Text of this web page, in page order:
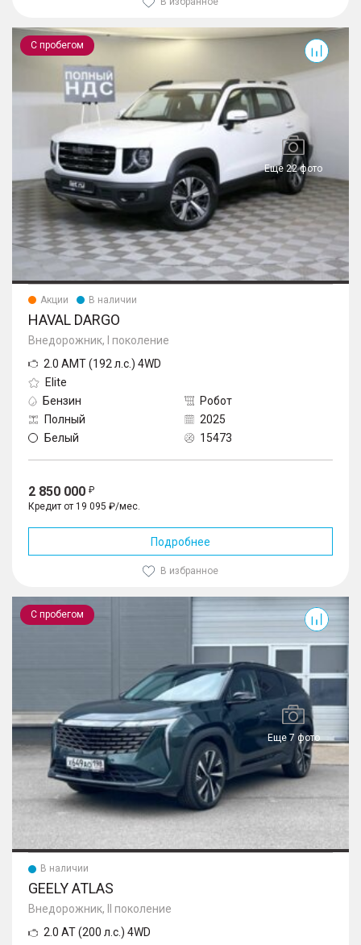
С пробегом
Еще 22 фото
Dargo
Акции В наличии
HAVAL DARGO
Внедорожник, I поколение
2.0 AMT (192 л.с.) 4WD
Elite
Бензин
Робот
Полный
2025
Белый
15473
2 850 000
Кредит от 19 095 ₽/мес.
Подробнее
В избранное
С пробегом
Еще 7 фото
Atlas
В наличии
GEELY ATLAS
Внедорожник, II поколение
2.0 AT (200 л.с.) 4WD